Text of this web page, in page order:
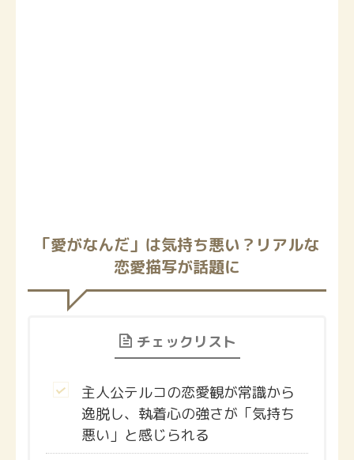
「愛がなんだ」は気持ち悪い？リアルな
恋愛描写が話題に
チェックリスト
主人公テルコの恋愛観が常識から
逸脱し、執着心の強さが「気持ち
悪い」と感じられる